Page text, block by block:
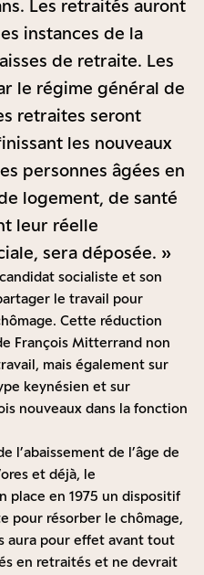
Les retraités auront
instances de la
de retraite. Les
le régime général de
retraites seront
les nouveaux
personnes âgées en
logement, de santé
leur réelle
sera déposée. »
socialiste et son
le travail pour
Cette réduction
François Mitterrand non
mais également sur
keynésien et sur
nouveaux dans la fonction
l’abaissement de l’âge de
et déjà, le
place en 1975 un dispositif
pour résorber le chômage,
aura pour effet avant tout
en retraités et ne devrait